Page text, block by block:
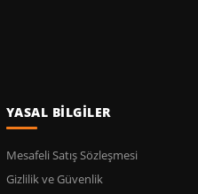
YASAL BİLGİLER
Mesafeli Satış Sözleşmesi
Gizlilik ve Güvenlik